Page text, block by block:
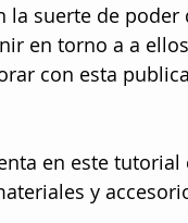
la suerte de
en torno a a
con esta
en este
y